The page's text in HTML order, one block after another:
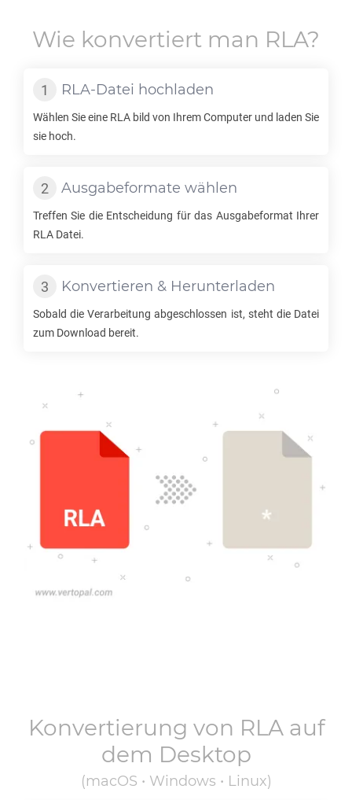
Wie konvertiert man RLA?
RLA-Datei hochladen
Wählen Sie eine RLA bild von Ihrem Computer und laden Sie
sie hoch.
Ausgabeformate wählen
Treffen Sie die Entscheidung für das Ausgabeformat Ihrer
RLA Datei.
Konvertieren & Herunterladen
Sobald die Verarbeitung abgeschlossen ist, steht die Datei
zum Download bereit.
Konvertierung von RLAauf
dem Desktop
(macOS • Windows • Linux)